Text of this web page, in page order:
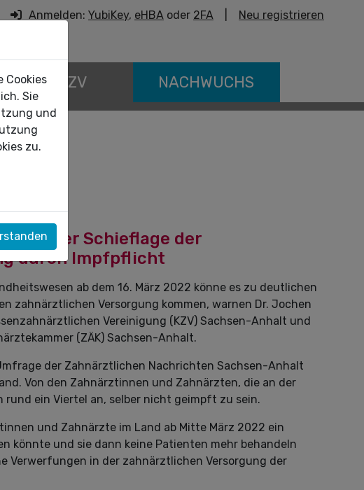
Anmelden: YubiKey, eHBA oder 2FA Neu registrieren
DIE KZV NACHWUCHS
Schieflage der
durch Impfpflicht
ab dem 16. März 2022 könne es zu deutlichen
zahnärztlichen Versorgung kommen, warnen Dr. Jochen
Vereinigung (KZV) Sachsen-Anhalt und
(ZÄK) Sachsen-Anhalt.
der Zahnärztlichen Nachrichten Sachsen-Anhalt
Von den Zahnärztinnen und Zahnärzten, die an der
ein Viertel an, selber nicht geimpft zu sein.
und Zahnärzte im Land ab Mitte März 2022 ein
könnte und sie dann keine Patienten mehr behandeln
Verwerfungen in der zahnärztlichen Versorgung der
Cookies
Sie
und
zu.